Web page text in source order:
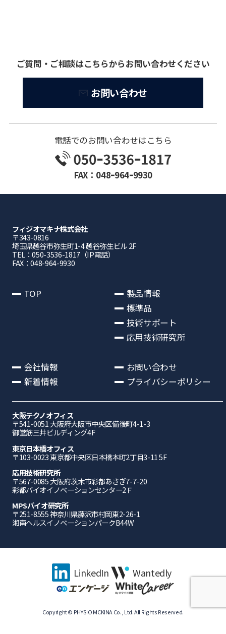
ご質問・ご相談はこちらからお問い合わせください
お問い合わせ
電話でのお問い合わせはこちら
FAX：048ｰ964ｰ9930
フィジオマキナ株式会社
〒343-0816
埼⽟県越⾕市弥⽣町1-4 越⾕弥⽣ビル 2F
TEL：050-3536-1817（IP電話）
FAX：048-964-9930
TOP
製品情報
標準品
技術サポート
応用技術研究所
会社情報
新着情報
お問い合わせ
プライバシーポリシー
大阪テクノオフィス
〒541-0051 ⼤阪府⼤阪市中央区備後町4-1-3
御堂筋三井ビルディング4F
東京日本橋オフィス
〒103-0023 東京都中央区日本橋本町2丁目3-11 5F
応⽤技術研究所
〒567-0085 ⼤阪府茨⽊市彩都あさぎ7-7-20
彩都バイオイノベーションセンター2Ｆ
MPSバイオ研究所
〒251-8555 神奈川県藤沢市村岡東2-26-1
湘南ヘルスイノベーションパークB44W
LinkedIn Wantedly
Copyright © PHYSIO MCKINA Co., Ltd. All Rights Reserved.